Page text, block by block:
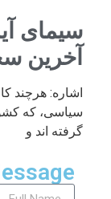
سیمای
آخرین
اشاره: هرچند
سیاسی، که
گرفته اند و